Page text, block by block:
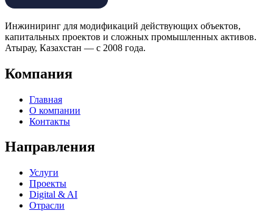
Инжиниринг для модификаций действующих объектов,
капитальных проектов и сложных промышленных активов.
Атырау, Казахстан — с 2008 года.
Компания
Главная
О компании
Контакты
Направления
Услуги
Проекты
Digital & AI
Отрасли